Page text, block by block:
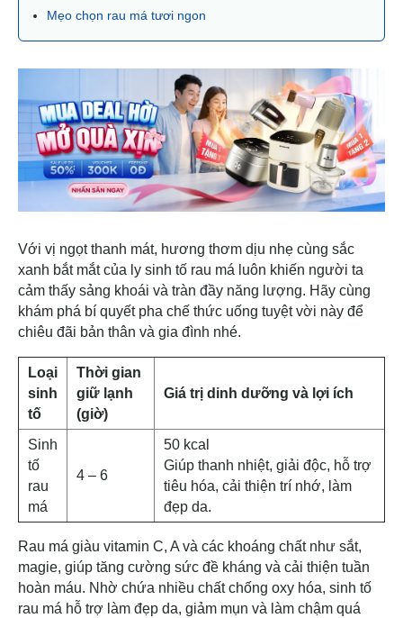
Mẹo chọn rau má tươi ngon
Với vị ngọt thanh mát, hương thơm dịu nhẹ cùng sắc
xanh bắt mắt của ly sinh tố rau má luôn khiến người ta
cảm thấy sảng khoái và tràn đầy năng lượng. Hãy cùng
khám phá bí quyết pha chế thức uống tuyệt vời này để
chiêu đãi bản thân và gia đình nhé.
Loại
sinh
tố
Thời gian
giữ lạnh
(giờ)
Giá trị dinh dưỡng và lợi ích
Sinh
tố
rau
má
4 – 6
50 kcal
Giúp thanh nhiệt, giải độc, hỗ trợ
tiêu hóa, cải thiện trí nhớ, làm
đẹp da.
Rau má giàu vitamin C, A và các khoáng chất như sắt,
magie, giúp tăng cường sức đề kháng và cải thiện tuần
hoàn máu. Nhờ chứa nhiều chất chống oxy hóa, sinh tố
rau má hỗ trợ làm đẹp da, giảm mụn và làm chậm quá